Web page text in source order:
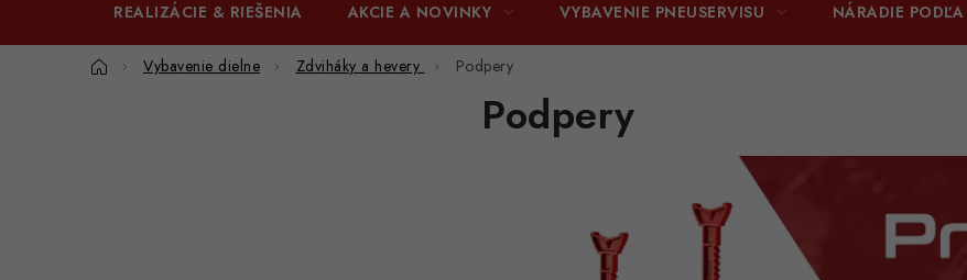
REALIZÁCIE & RIEŠENIA AKCIE A NOVINKY VYBAVENIE PNEUSERVISU NÁRADIE
DomovVybavenie dielne Zdviháky a hevery Podpery
Podpery